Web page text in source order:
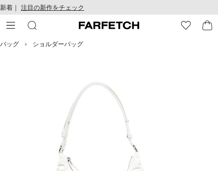
テ
ン
ツ
移
お
け
る
ク
新着｜ 注目の新作をチェック
バッグ ショルダーバッグ